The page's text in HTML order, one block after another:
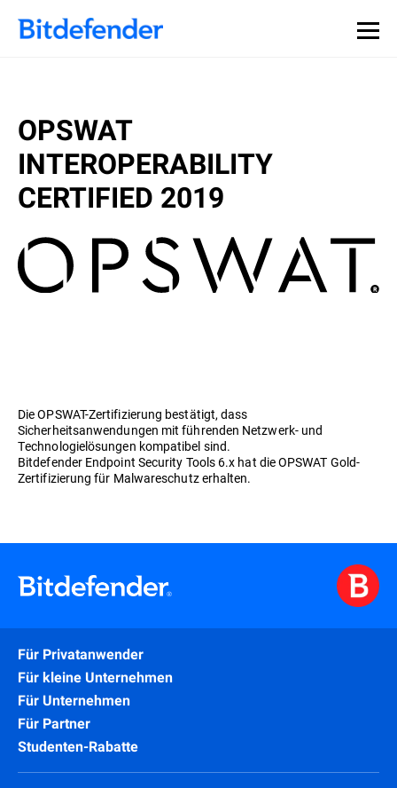
Datensouveränität in der Cybersicherheit: Live-Webinar,
30. Juli. Jetzt registrieren >>
OPSWAT
INTEROPERABILITY
CERTIFIED 2019
Die OPSWAT-Zertifizierung bestätigt, dass
Sicherheitsanwendungen mit führenden Netzwerk- und
Technologielösungen kompatibel sind.
Bitdefender Endpoint Security Tools 6.x hat die OPSWAT Gold-
Zertifizierung für Malwareschutz erhalten.
Für Privatanwender
Für kleine Unternehmen
Für Unternehmen
Für Partner
Studenten-Rabatte